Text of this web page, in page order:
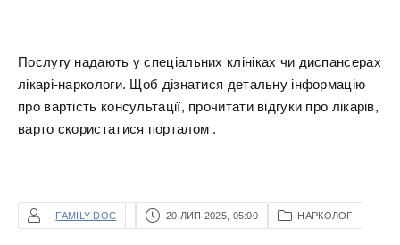
Послугу надають у спеціальних клініках чи диспансерах
лікарі-наркологи. Щоб дізнатися детальну інформацію
про вартість консультації, прочитати відгуки про лікарів,
варто скористатися порталом .
FAMILY-DOC 20 ЛИП 2025, 05:00 НАРКОЛОГ